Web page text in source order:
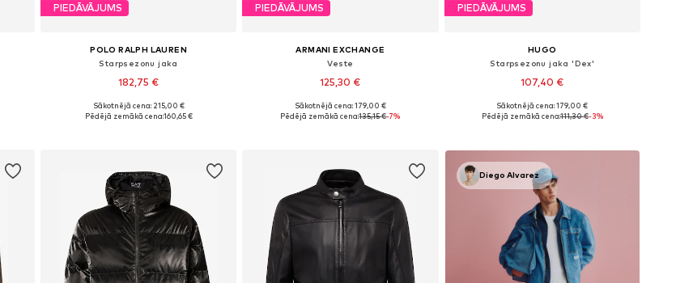
PIEDĀVĀJUMS
POLO RALPH LAUREN
Starpsezonu jaka
182,75 €
Pieejamie izmēri: XS, S, M, L, XL, XXL
Sākotnējā cena: 215,00 €
Pēdējā zemākā cena:160,65 €
PIEDĀVĀJUMS
ARMANI EXCHANGE
Veste
125,30 €
Pieejamie izmēri: XS, S, M, L, XL, XXL
Sākotnējā cena: 179,00 €
Pēdējā zemākā cena:135,15 €-7%
PIEDĀVĀJUMS
HUGO
Starpsezonu jaka 'Dex'
107,40 €
Pieejamie izmēri: S, M, L, XL, XXL
Sākotnējā cena: 179,00 €
Pēdējā zemākā cena:111,30 €-3%
Diego Alvarez